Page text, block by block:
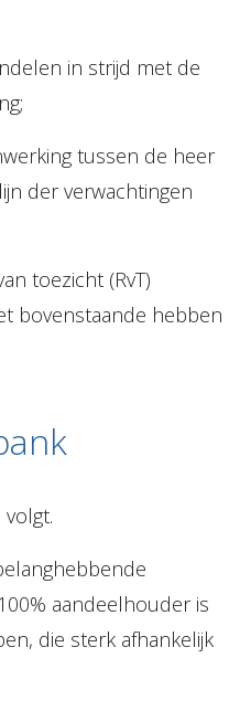
in strijd met de
tussen de heer
der verwachtingen
toezicht (RvT)
bovenstaande hebben
aandeelhouder is
die sterk afhankelijk